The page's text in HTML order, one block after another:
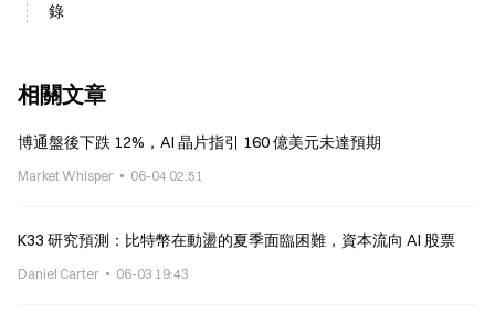
錄
相關文章
博通盤後下跌 12%，AI 晶片指引 160 億美元未達預期
Market Whisper 06-04 02:51
K33 研究預測：比特幣在動盪的夏季面臨困難，資本流向 AI 股票
Daniel Carter 06-03 19:43